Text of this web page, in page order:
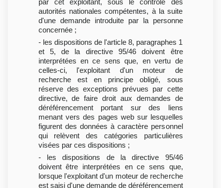
par cet exploitant, sous le contrôle des
autorités nationales compétentes, à la suite
d'une demande introduite par la personne
concernée ;
- les dispositions de l'article 8, paragraphes 1
et 5, de la directive 95/46 doivent être
interprétées en ce sens que, en vertu de
celles-ci, l'exploitant d'un moteur de
recherche est en principe obligé, sous
réserve des exceptions prévues par cette
directive, de faire droit aux demandes de
déréférencement portant sur des liens
menant vers des pages web sur lesquelles
figurent des données à caractère personnel
qui relèvent des catégories particulières
visées par ces dispositions ;
- les dispositions de la directive 95/46
doivent être interprétées en ce sens que,
lorsque l'exploitant d'un moteur de recherche
est saisi d'une demande de déréférencement